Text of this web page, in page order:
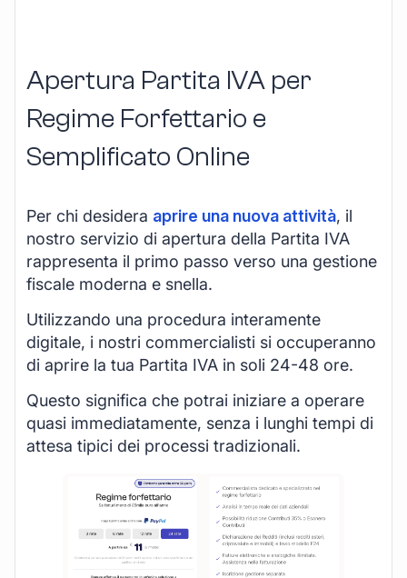
Apertura Partita IVA per
Regime Forfettario e
Semplificato Online
Per chi desidera aprire una nuova attività, il
nostro servizio di apertura della Partita IVA
rappresenta il primo passo verso una gestione
fiscale moderna e snella.
Utilizzando una procedura interamente
digitale, i nostri commercialisti si occuperanno
di aprire la tua Partita IVA in soli 24-48 ore.
Questo significa che potrai iniziare a operare
quasi immediatamente, senza i lunghi tempi di
attesa tipici dei processi tradizionali.